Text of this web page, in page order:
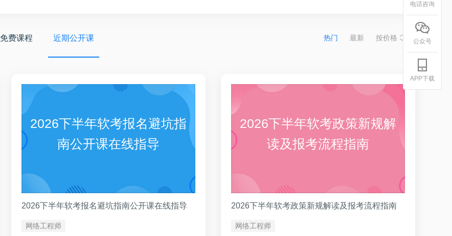
免费课程 近期公开课 热门 最新 按价格
2026下半年软考报名避坑指
南公开课在线指导
2026下半年软考报名避坑指南公开课在线指导
网络工程师
2026下半年软考政策新规解
读及报考流程指南
2026下半年软考政策新规解读及报考流程指南
网络工程师
电话咨询
公众号
APP下载